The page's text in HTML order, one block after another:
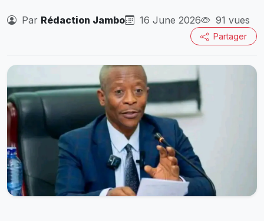
Par Rédaction Jambo 16 June 2026 91 vues
Partager